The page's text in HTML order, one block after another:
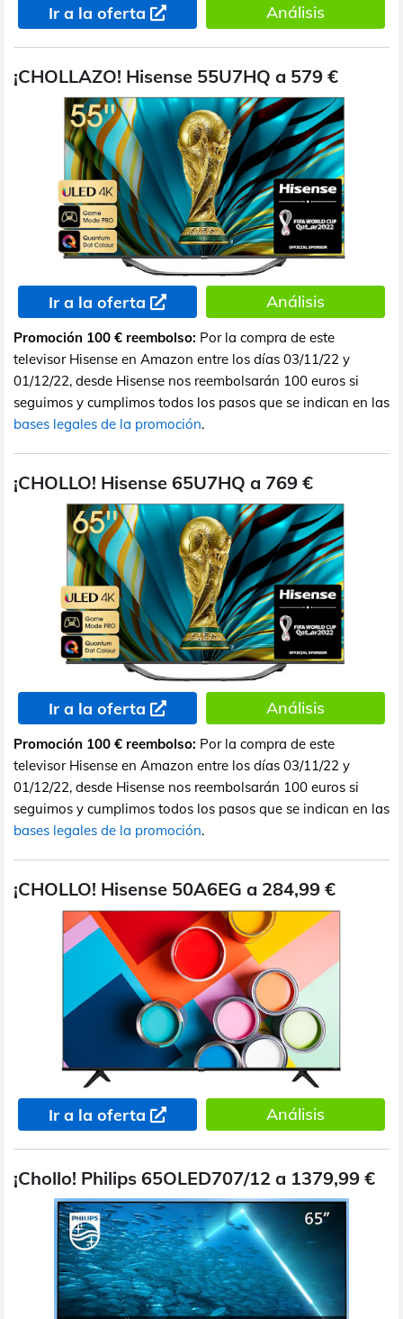
Ir a la oferta Análisis
¡CHOLLAZO! Hisense 55U7HQ a 579 €
Ir a la oferta Análisis
Promoción 100 € reembolso: Por la compra de este
televisor Hisense en Amazon entre los días 03/11/22 y
01/12/22, desde Hisense nos reembolsarán 100 euros si
seguimos y cumplimos todos los pasos que se indican en las
bases legales de la promoción.
¡CHOLLO! Hisense 65U7HQ a 769 €
Ir a la oferta Análisis
Promoción 100 € reembolso: Por la compra de este
televisor Hisense en Amazon entre los días 03/11/22 y
01/12/22, desde Hisense nos reembolsarán 100 euros si
seguimos y cumplimos todos los pasos que se indican en las
bases legales de la promoción.
¡CHOLLO! Hisense 50A6EG a 284,99 €
Ir a la oferta Análisis
¡Chollo! Philips 65OLED707/12 a 1379,99 €